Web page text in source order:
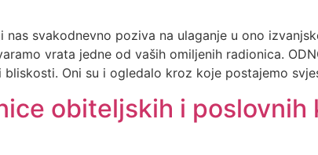
nas svakodnevno poziva na ulaganje u ono
vrata jedne od vaših omiljenih radionica.
bliskosti. Oni su i ogledalo kroz koje postajemo
obiteljskih i